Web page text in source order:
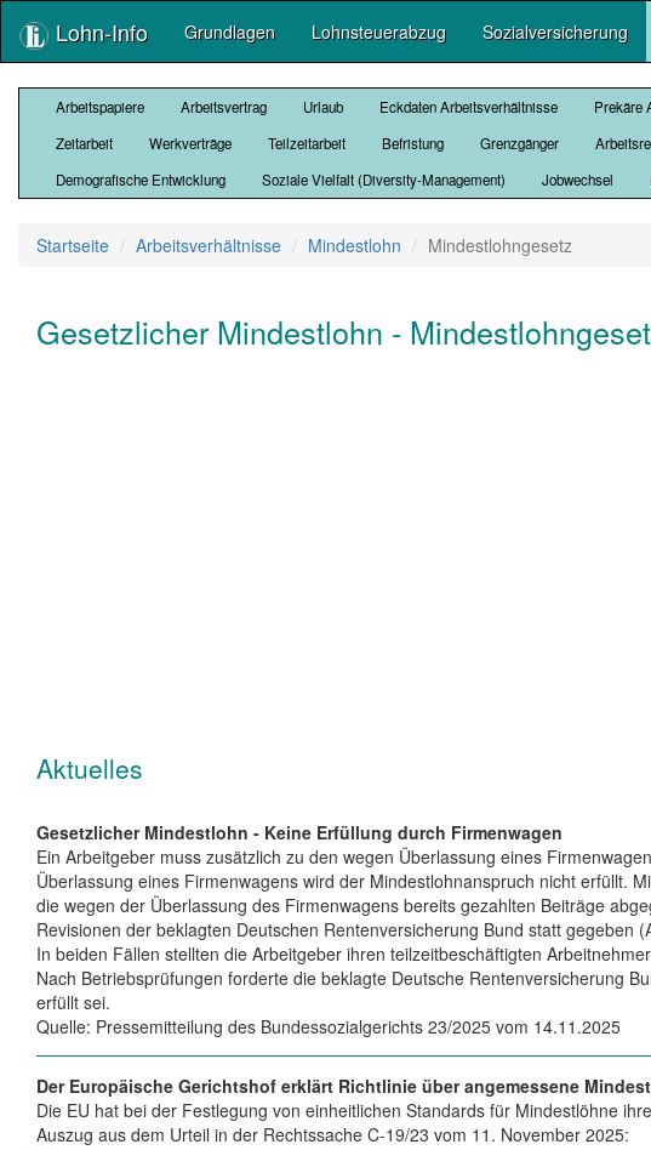
Lohn-Info Grundlagen Lohnsteuerabzug Sozialversicherung
Arbeitspapiere Arbeitsvertrag Urlaub Eckdaten Arbeitsverhältnisse Prekäre
Zeitarbeit
Werkverträge Teilzeitarbeit Befristung Grenzgänger
Demografische Entwicklung
Soziale Vielfalt (Diversity-Management) Jobwechsel
Startseite Arbeitsverhältnisse Mindestlohn Mindestlohngesetz
Gesetzlicher Mindestlohn -
Aktuelles
Gesetzlicher Mindestlohn - Keine Erfüllung durch Firmenwagen
Ein Arbeitgeber muss zusätzlich zu den wegen Überlassung eines
Überlassung eines Firmenwagens wird der Mindestlohnanspruch nicht erfüllt.
die wegen der Überlassung des Firmenwagens bereits gezahlten Beiträge
Revisionen der beklagten Deutschen Rentenversicherung Bund statt gegeben
In beiden Fällen stellten die Arbeitgeber ihren teilzeitbeschäftigten
Nach Betriebsprüfungen forderte die beklagte Deutsche Rentenversicherung
erfüllt sei.
Quelle: Pressemitteilung des Bundessozialgerichts 23/2025 vom 14.11.2025
Der Europäische Gerichtshof erklärt Richtlinie über angemessene
Die EU hat bei der Festlegung von einheitlichen Standards für Mindestlöhne
Auszug aus dem Urteil in der Rechtssache C-19/23 vom 11. November 2025: